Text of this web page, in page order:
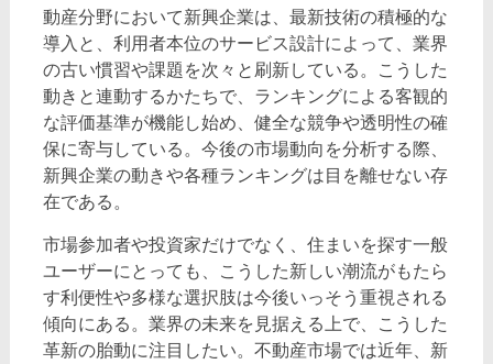
動産分野において新興企業は、最新技術の積極的な
導入と、利用者本位のサービス設計によって、業界
の古い慣習や課題を次々と刷新している。こうした
動きと連動するかたちで、ランキングによる客観的
な評価基準が機能し始め、健全な競争や透明性の確
保に寄与している。今後の市場動向を分析する際、
新興企業の動きや各種ランキングは目を離せない存
在である。
市場参加者や投資家だけでなく、住まいを探す一般
ユーザーにとっても、こうした新しい潮流がもたら
す利便性や多様な選択肢は今後いっそう重視される
傾向にある。業界の未来を見据える上で、こうした
革新の胎動に注目したい。不動産市場では近年、新